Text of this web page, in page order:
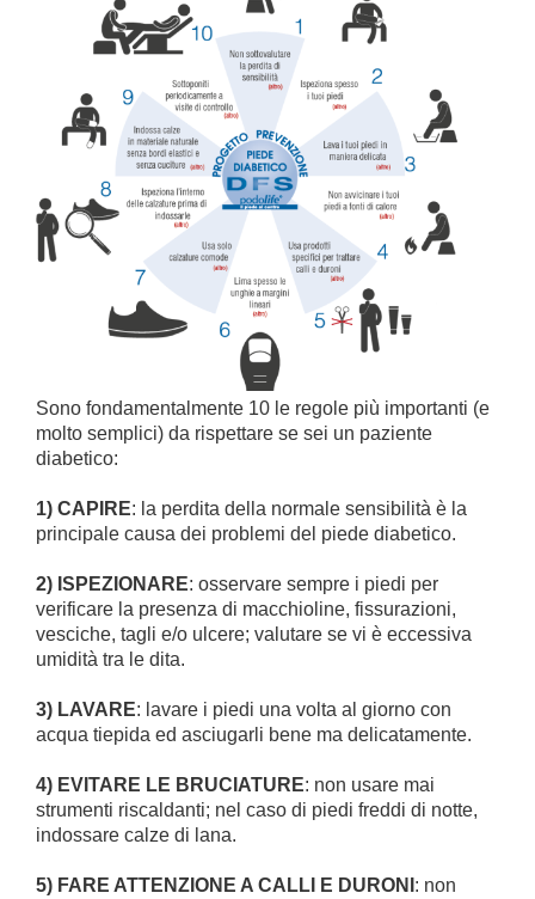
Sono fondamentalmente 10 le regole più importanti (e
molto semplici) da rispettare se sei un paziente
diabetico:
1) CAPIRE: la perdita della normale sensibilità è la
principale causa dei problemi del piede diabetico.
2) ISPEZIONARE: osservare sempre i piedi per
verificare la presenza di macchioline, fissurazioni,
vesciche, tagli e/o ulcere; valutare se vi è eccessiva
umidità tra le dita.
3) LAVARE: lavare i piedi una volta al giorno con
acqua tiepida ed asciugarli bene ma delicatamente.
4) EVITARE LE BRUCIATURE: non usare mai
strumenti riscaldanti; nel caso di piedi freddi di notte,
indossare calze di lana.
5) FARE ATTENZIONE A CALLI E DURONI : non